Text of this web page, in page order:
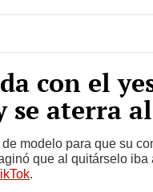
con el
se aterra
modelo para que su
que al quitárselo
.